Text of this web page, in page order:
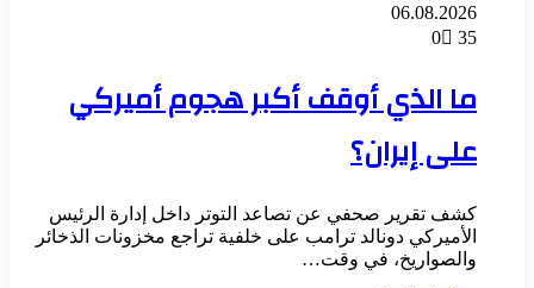
06.08.2026
0
35
ما الذي أوقف أكبر هجوم أميركي
على إيران؟
كشف تقرير صحفي عن تصاعد التوتر داخل إدارة الرئيس
الأميركي دونالد ترامب على خلفية تراجع مخزونات الذخائر
والصواريخ، في وقت…